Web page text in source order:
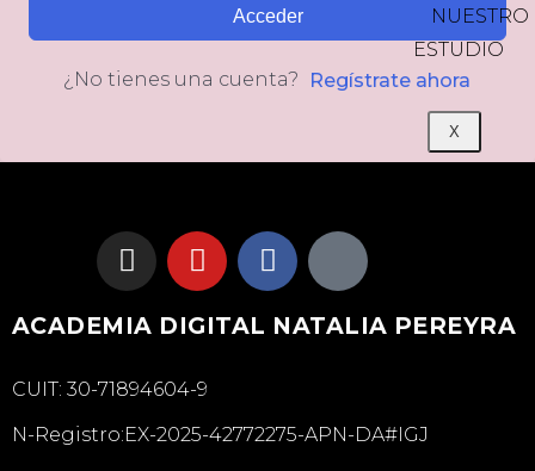
NUESTRO
ESTUDIO
X
Acceder
¿No tienes una cuenta? Regístrate ahora
ACADEMIA DIGITAL NATALIA PEREYRA
CUIT: 30-71894604-9
N-Registro:EX-2025-42772275-APN-DA#IGJ